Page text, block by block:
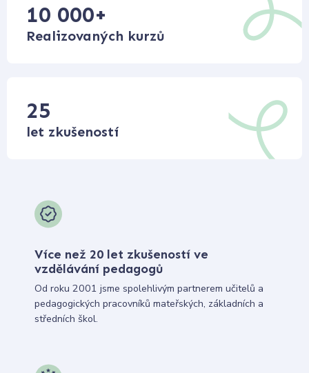
10 000+
Realizovaných kurzů
25
let zkušeností
Více než 20 let zkušeností ve
vzdělávání pedagogů
Od roku 2001 jsme spolehlivým partnerem učitelů a
pedagogických pracovníků mateřských, základních a
středních škol.